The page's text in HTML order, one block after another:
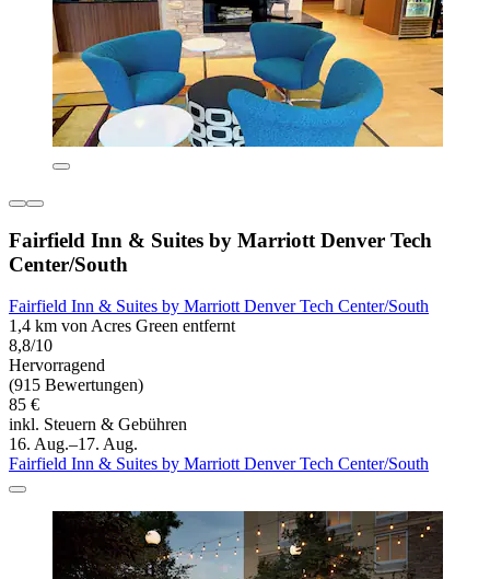
Fairfield Inn & Suites by Marriott Denver Tech
Center/South
Fairfield Inn & Suites by Marriott Denver Tech Center/South
1,4 km von Acres Green entfernt
8,8/10
Hervorragend
(915 Bewertungen)
85 €
inkl. Steuern & Gebühren
16. Aug.–17. Aug.
Fairfield Inn & Suites by Marriott Denver Tech Center/South